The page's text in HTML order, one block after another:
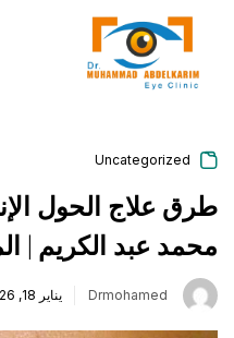
content
Uncategorized
طرق علاج الحول
محمد عبد الكريم |
Drmohamed يناير 18, 2026